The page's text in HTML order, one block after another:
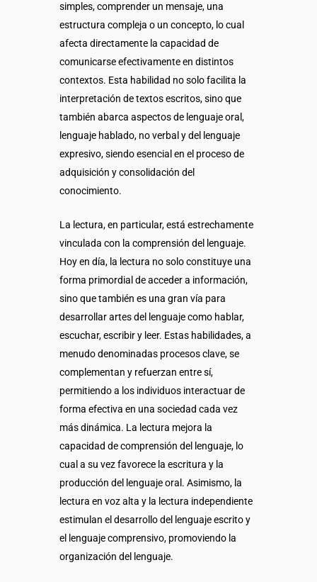
simples, comprender un mensaje, una
estructura compleja o un concepto, lo cual
afecta directamente la capacidad de
comunicarse efectivamente en distintos
contextos. Esta habilidad no solo facilita la
interpretación de textos escritos, sino que
también abarca aspectos de lenguaje oral,
lenguaje hablado, no verbal y del lenguaje
expresivo, siendo esencial en el proceso de
adquisición y consolidación del
conocimiento.
La lectura, en particular, está estrechamente
vinculada con la comprensión del lenguaje.
Hoy en día, la lectura no solo constituye una
forma primordial de acceder a información,
sino que también es una gran vía para
desarrollar artes del lenguaje como hablar,
escuchar, escribir y leer. Estas habilidades, a
menudo denominadas procesos clave, se
complementan y refuerzan entre sí,
permitiendo a los individuos interactuar de
forma efectiva en una sociedad cada vez
más dinámica. La lectura mejora la
capacidad de comprensión del lenguaje, lo
cual a su vez favorece la escritura y la
producción del lenguaje oral. Asimismo, la
lectura en voz alta y la lectura independiente
estimulan el desarrollo del lenguaje escrito y
el lenguaje comprensivo, promoviendo la
organización del lenguaje.